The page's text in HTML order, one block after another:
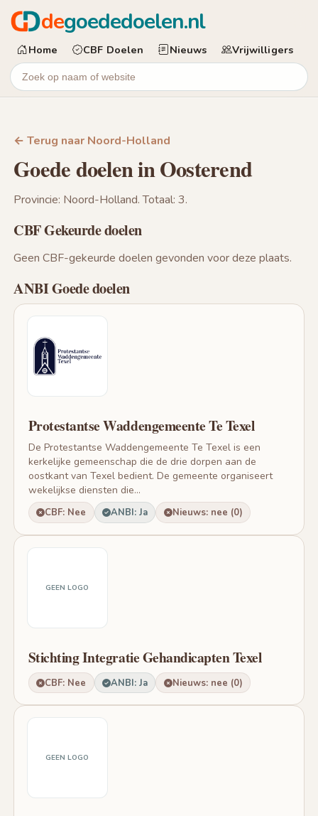
degoededoelen.nl
Home CBF Doelen Nieuws Vrijwilligers
← Terug naar Noord-Holland
Goede doelen in Oosterend
Provincie: Noord-Holland. Totaal: 3.
CBF Gekeurde doelen
Geen CBF-gekeurde doelen gevonden voor deze plaats.
ANBI Goede doelen
Protestantse Waddengemeente Te Texel
De Protestantse Waddengemeente Te Texel is een
kerkelijke gemeenschap die de drie dorpen aan de
oostkant van Texel bedient. De gemeente organiseert
wekelijkse diensten die...
CBF: Nee ANBI: Ja Nieuws: nee (0)
GEEN LOGO
Stichting Integratie Gehandicapten Texel
CBF: Nee ANBI: Ja Nieuws: nee (0)
GEEN LOGO